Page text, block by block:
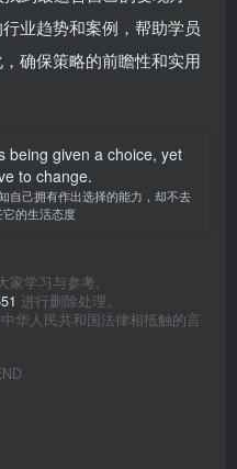
业趋势和案例，帮助学员
确保策略的前瞻性和实用
being given a choice, yet
to change.
自己拥有作出选择的能力，却不去
的生活态度
家学习与参考,
进行删除处理。
华人民共和国法律相抵触的言